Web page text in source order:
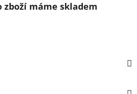
zboží máme skladem